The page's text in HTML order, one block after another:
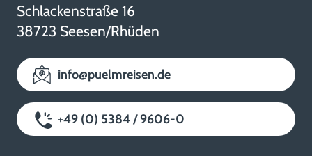
Schlackenstraße 16
38723 Seesen/Rhüden
info@puelmreisen.de
+49 (0) 5384 / 9606-0